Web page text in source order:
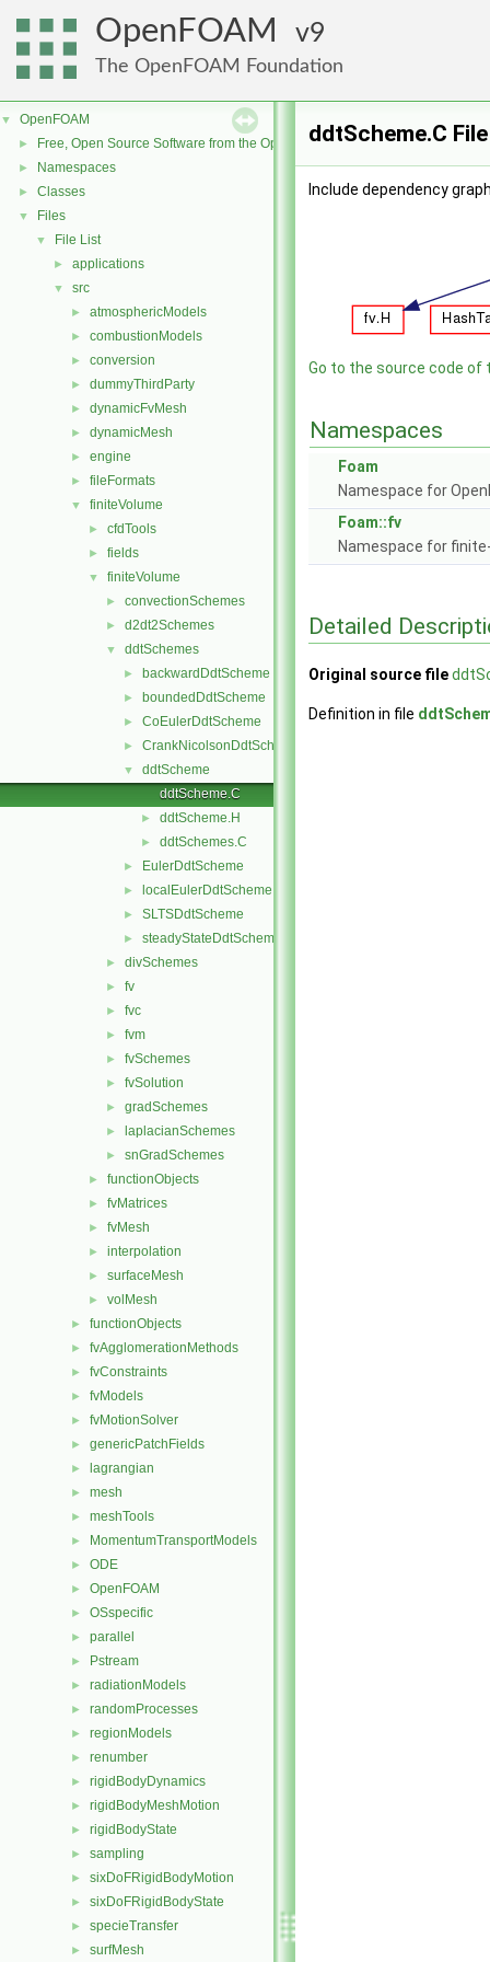
OpenFOAM 9
The OpenFOAM Foundation
▼ OpenFOAM
► Free, Open Source Software from the OpenFOAM Foundation
► Namespaces
► Classes
▼ Files
▼ File List
► applications
▼ src
► atmosphericModels
► combustionModels
► conversion
► dummyThirdParty
► dynamicFvMesh
► dynamicMesh
► engine
► fileFormats
▼ finiteVolume
► cfdTools
► fields
▼ finiteVolume
► convectionSchemes
► d2dt2Schemes
▼ ddtSchemes
► backwardDdtScheme
► boundedDdtScheme
► CoEulerDdtScheme
► CrankNicolsonDdtScheme
▼
ddtScheme
ddtScheme.C
► ddtScheme.H
► ddtSchemes.C
► EulerDdtScheme
► localEulerDdtScheme
► SLTSDdtScheme
► steadyStateDdtScheme
► divSchemes
► fv
► fvc
► fvm
► fvSchemes
► fvSolution
► gradSchemes
► laplacianSchemes
► snGradSchemes
► functionObjects
► fvMatrices
► fvMesh
► interpolation
► surfaceMesh
► volMesh
► functionObjects
► fvAgglomerationMethods
► fvConstraints
► fvModels
► fvMotionSolver
► genericPatchFields
► lagrangian
► mesh
► meshTools
► MomentumTransportModels
► ODE
► OpenFOAM
► OSspecific
► parallel
► Pstream
► radiationModels
► randomProcesses
► regionModels
► renumber
► rigidBodyDynamics
► rigidBodyMeshMotion
► rigidBodyState
► sampling
► sixDoFRigidBodyMotion
► sixDoFRigidBodyState
► specieTransfer
► surfMesh
ddtScheme.C
Include dependency
Go to the source code of
Namespaces
Foam
Namespace for
Foam::fv
Namespace for
Detailed
Original source file
Definition in file